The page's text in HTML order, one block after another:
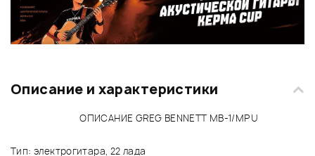
Описание и характеристики
ОПИСАНИЕ GREG BENNETT MB-1/MPU
Тип: электрогитара, 22 лада